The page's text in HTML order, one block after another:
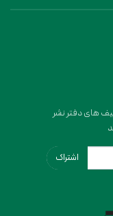
های دفتر نشر
اشتراک